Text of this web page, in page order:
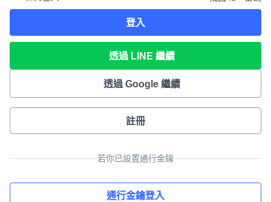
登入
透過 LINE 繼續
透過 Google 繼續
註冊
若你已設置通行金鑰
通行金鑰登入